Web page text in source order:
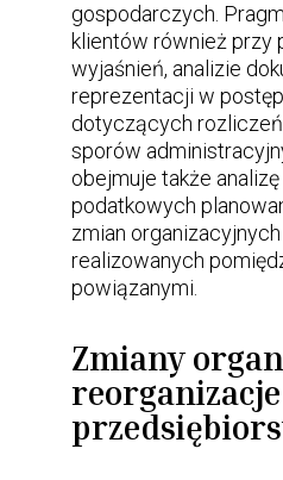
gospodarczych.
klientów również przy
wyjaśnień, analizie
reprezentacji w
dotyczących
sporów
obejmuje także
podatkowych
zmian organizacyjnych
realizowanych
powiązanymi.
Zmiany
reorganizacje